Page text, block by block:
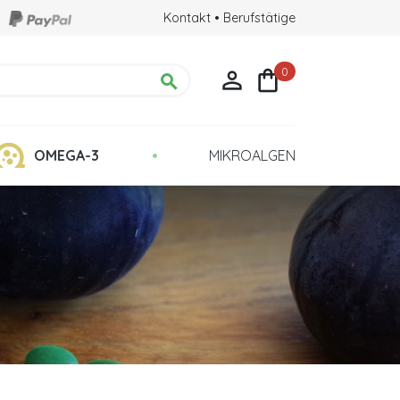
Kontakt • Berufstätige
  0
Qualität: Kultur in Glasröhrchen
OMEGA-3 • MIKROALGEN